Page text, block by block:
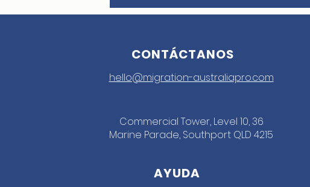
hello@migration-australiapro.com
Commercial Tower, Level 10, 36
Marine Parade, Southport QLD 4215
AYUDA
CONTÁCTANOS